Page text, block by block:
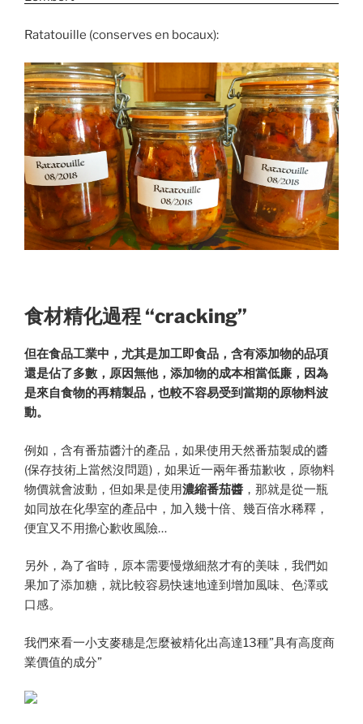
Ratatouille (conserves en bocaux):
食材精化過程 “cracking”
但在食品工業中，尤其是加工即食品，含有添加物的品項
還是佔了多數，原因無他，添加物的成本相當低廉，因為
是來自食物的再精製品，也較不容易受到當期的原物料波
動。
例如，含有番茄醬汁的產品，如果使用天然番茄製成的醬
(保存技術上當然沒問題)，如果近一兩年番茄歉收，原物料
物價就會波動，但如果是使用濃縮番茄醬 ，那就是從一瓶
如同放在化學室的產品中，加入幾十倍、幾百倍水稀釋，
便宜又不用擔心歉收風險…
另外，為了省時，原本需要慢燉細熬才有的美味，我們如
果加了添加糖，就比較容易快速地達到增加風味、色澤或
口感。
我們來看一小支麥穗是怎麼被精化出高達13種”具有高度商
業價值的成分”